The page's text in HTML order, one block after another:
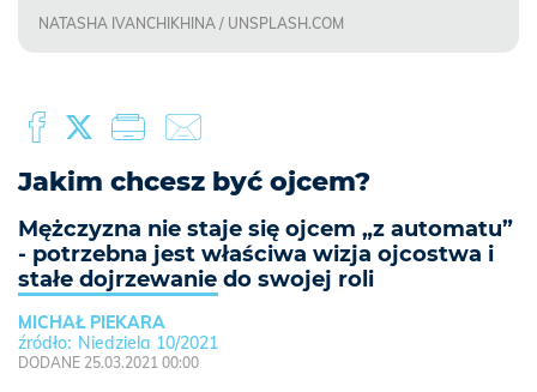
NATASHA IVANCHIKHINA / UNSPLASH.COM
Jakim chcesz być ojcem?
Mężczyzna nie staje się ojcem „z automatu”
- potrzebna jest właściwa wizja ojcostwa i
stałe dojrzewanie do swojej roli
MICHAŁ PIEKARA
Niedziela 10/2021
DODANE 25.03.2021 00:00